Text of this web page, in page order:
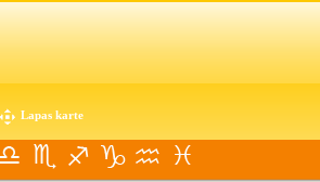
Lapas karte